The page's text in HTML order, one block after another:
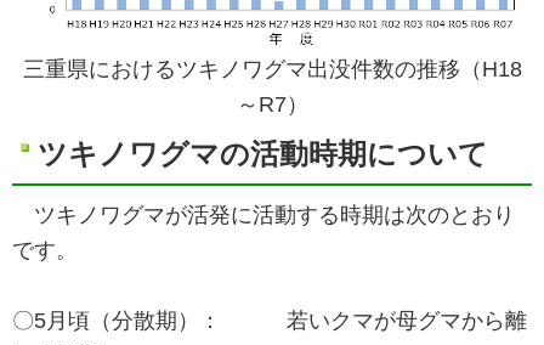
三重県におけるツキノワグマ出没件数の推移（H18
～R7）
ツキノワグマの活動時期について
ツキノワグマが活発に活動する時期は次のとおり
です。
〇5月頃（分散期）： 若いクマが母グマから離